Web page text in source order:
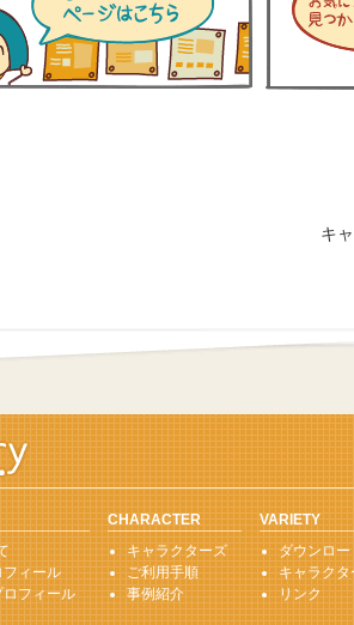
キ
ィール
フィール
CHARACTER
キャラクターズ
ご利用手順
事例紹介
VARIETY
ダウンロ
キャラク
リンク